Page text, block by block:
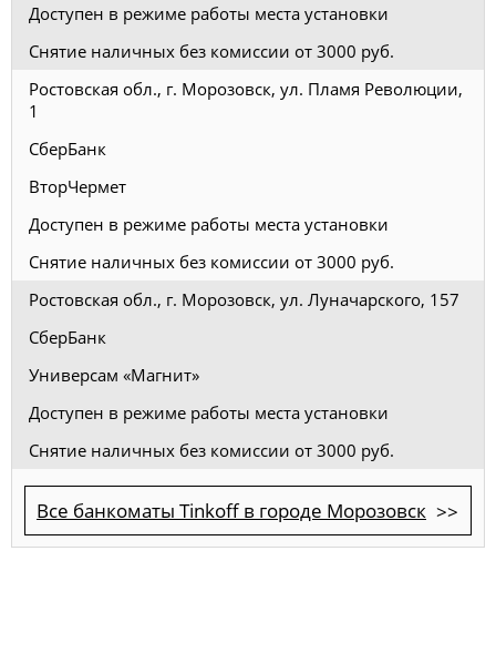
Доступен в режиме работы места установки
Снятие наличных без комиссии от 3000 руб.
Ростовская обл., г. Морозовск, ул. Пламя Революции,
1
СберБанк
ВторЧермет
Доступен в режиме работы места установки
Снятие наличных без комиссии от 3000 руб.
Ростовская обл., г. Морозовск, ул. Луначарского, 157
СберБанк
Универсам «Магнит»
Доступен в режиме работы места установки
Снятие наличных без комиссии от 3000 руб.
Все банкоматы Tinkoff в городе Морозовск